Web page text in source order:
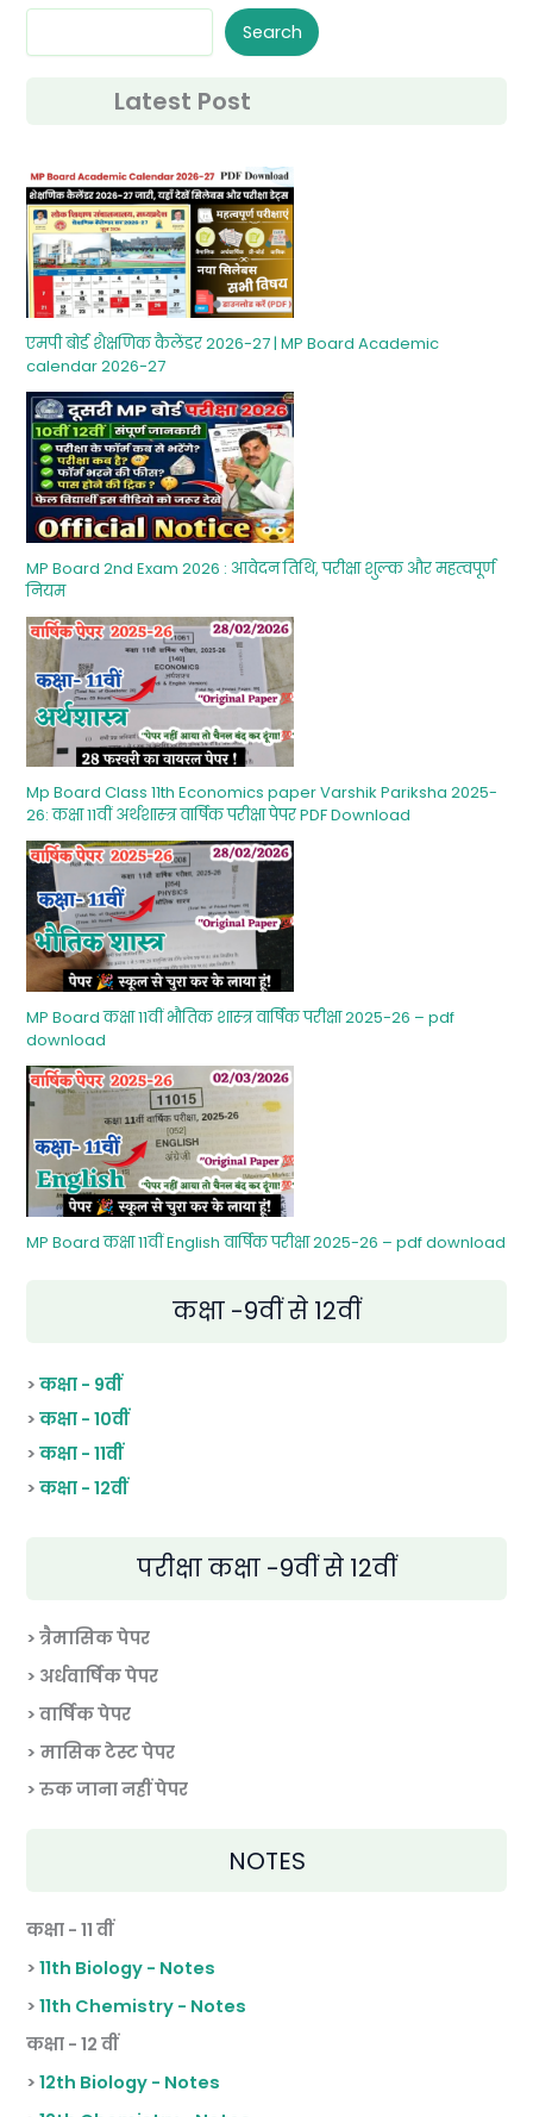
Search
Latest Post
एमपी बोर्ड शैक्षणिक कैलेंडर 2026-27 | MP Board Academic
calendar 2026-27
MP Board 2nd Exam 2026 : आवेदन तिथि, परीक्षा शुल्‍क और महत्‍वपूर्ण
नियम
Mp Board Class 11th Economics paper Varshik Pariksha 2025-
26: कक्षा 11वीं अर्थशास्‍त्र वार्षिक परीक्षा पेपर PDF Download
MP Board कक्षा 11वीं भौतिक शास्‍त्र वार्षिक परीक्षा 2025-26 – pdf
download
MP Board कक्षा 11वीं English वार्षिक परीक्षा 2025-26 – pdf download
कक्षा -9वीं से 12वीं
>कक्षा - 9वीं
>कक्षा - 10वीं
>कक्षा - 11वीं
>कक्षा - 12वीं
परीक्षा कक्षा -9वीं से 12वीं
> त्रैमासिक पेपर
> अर्धवार्षिक पेपर
> वार्षिक पेपर
> मासिक टेस्ट पेपर
> रुक जाना नहीं पेपर
NOTES
कक्षा - 11 वीं
>11th Biology - Notes
>11th Chemistry - Notes
कक्षा - 12 वीं
>12th Biology - Notes